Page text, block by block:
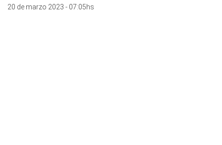
20 de marzo 2023 - 07:05hs